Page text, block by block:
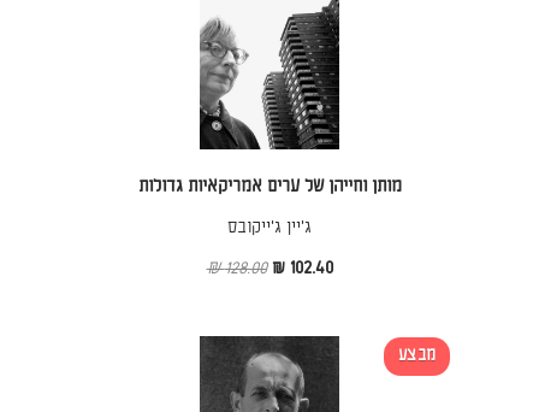
מותן וחייהן של ערים אמריקאיות גדולות
ג'יין ג'ייקובס
102.40 ₪
128.00 ₪
מבצע